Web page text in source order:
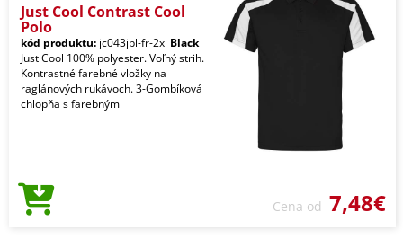
Just Cool Contrast Cool
Polo
kód produktu: jc043jbl-fr-2xl Black
Just Cool 100% polyester. Voľný strih.
Kontrastné farebné vložky na
raglánových rukávoch. 3-Gombíková
chlopňa s farebným
Cena od 7,48€